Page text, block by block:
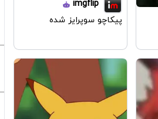
imgflip
پیکاچو سوپرایز شده